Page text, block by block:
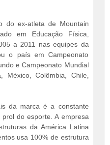
do ex-atleta de Mountain
em Educação Física,
a 2011 nas equipes da
o país em Campeonato
e Campeonato Mundial
México, Colômbia, Chile,
da marca é a constante
do esporte. A empresa
da América Latina
usa 100% de estrutura